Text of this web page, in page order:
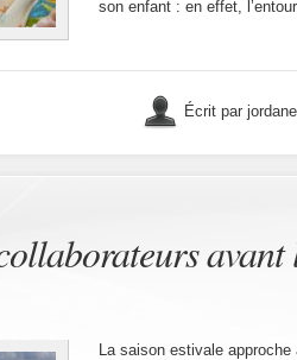
son enfant : en effet,
Écrit par
avant
La saison estivale